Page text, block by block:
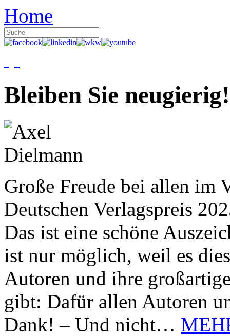
Home
Bleiben Sie neugierig!
Große Freude bei allen im
Deutschen Verlagspreis
Das ist eine schöne
ist nur möglich, weil es
Autoren und ihre
gibt: Dafür allen Autoren
Dank! – Und nicht…